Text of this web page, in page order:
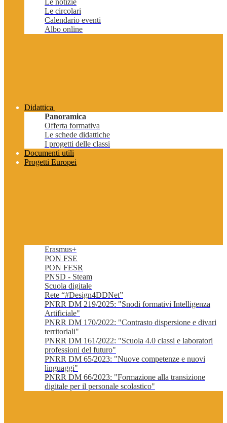
Le notizie
Le circolari
Calendario eventi
Albo online
Didattica
Panoramica
Offerta formativa
Le schede didattiche
I progetti delle classi
Documenti utili
Progetti Europei
Erasmus+
PON FSE
PON FESR
PNSD - Steam
Scuola digitale
Rete “#Design4DDNet”
PNRR DM 219/2025: "Snodi formativi Intelligenza
Artificiale"
PNRR DM 170/2022: "Contrasto dispersione e divari
territoriali"
PNRR DM 161/2022: "Scuola 4.0 classi e laboratori
professioni del futuro"
PNRR DM 65/2023: "Nuove competenze e nuovi
linguaggi"
PNRR DM 66/2023: "Formazione alla transizione
digitale per il personale scolastico"